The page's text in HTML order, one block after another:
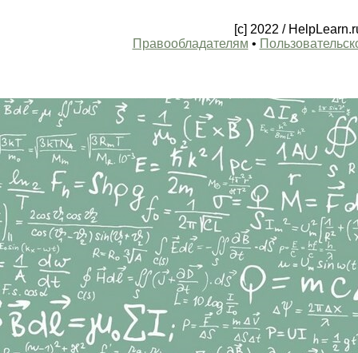
[c] 2022 /
Правообладателям •